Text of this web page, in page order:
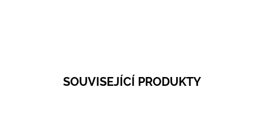
SOUVISEJÍCÍ PRODUKTY